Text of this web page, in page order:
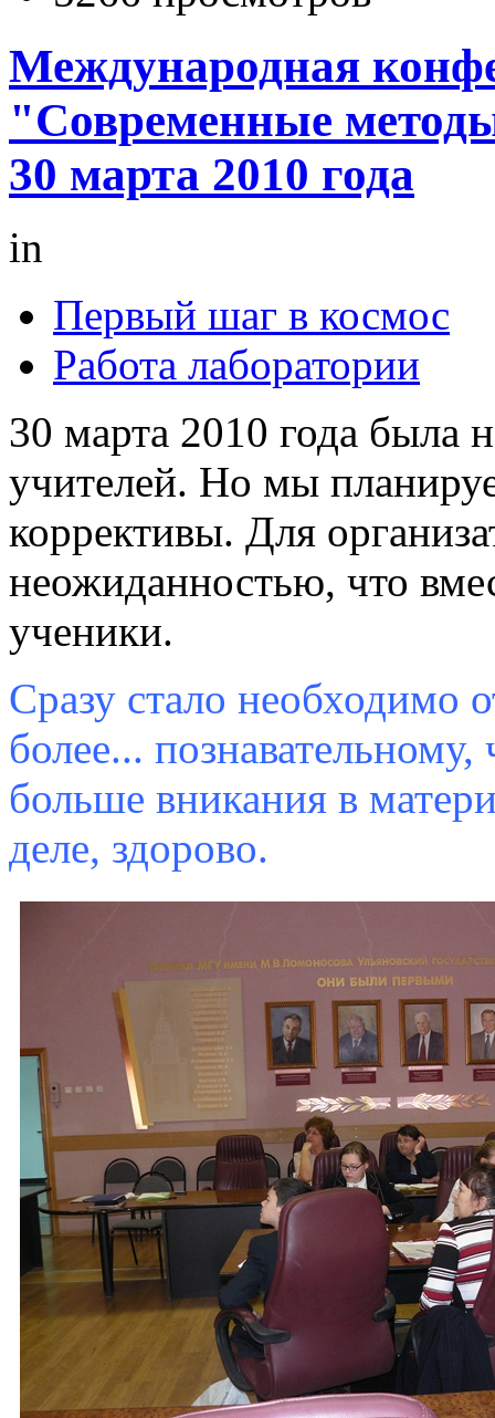
Международная
"Современные
30 марта 2010 года
in
Первый шаг в космос
Работа лаборатории
30 марта 2010 года была
учителей. Но мы
коррективы. Для
неожиданностью, что
ученики.
Сразу стало необходимо
более...
больше вникания в
деле, здорово.